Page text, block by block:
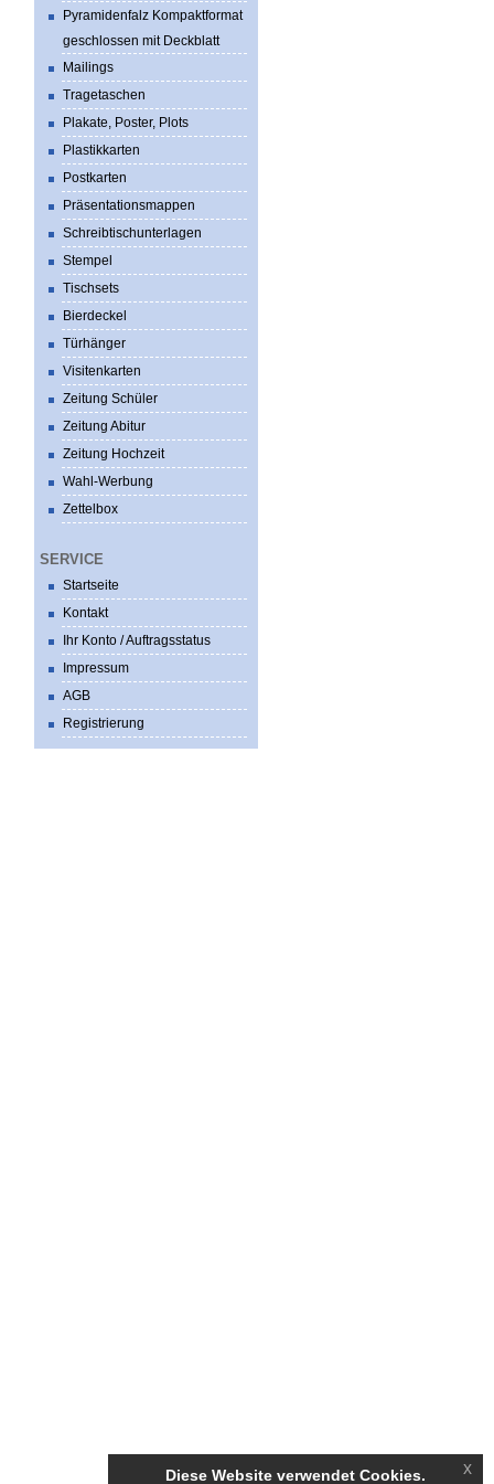
Pyramidenfalz Kompaktformat
geschlossen mit Deckblatt
Mailings
Tragetaschen
Plakate, Poster, Plots
Plastikkarten
Postkarten
Präsentationsmappen
Schreibtischunterlagen
Stempel
Tischsets
Bierdeckel
Türhänger
Visitenkarten
Zeitung Schüler
Zeitung Abitur
Zeitung Hochzeit
Wahl-Werbung
Zettelbox
SERVICE
Startseite
Kontakt
Ihr Konto / Auftragsstatus
Impressum
AGB
Registrierung
Diese Website verwendet Cookies. x